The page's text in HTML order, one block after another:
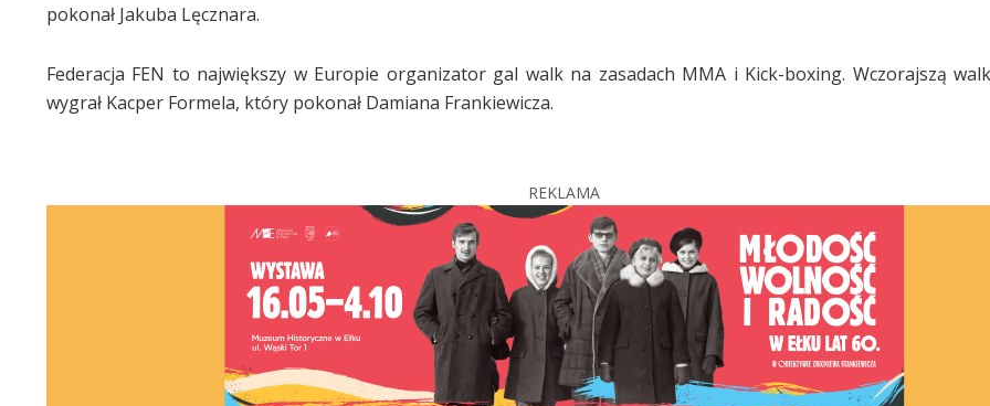
pokonał Jakuba Lęcznara.
Federacja FEN to największy w Europie organizator gal walk na zasadach MMA i Kick-boxing. Wczorajszą
wygrał Kacper Formela, który pokonał Damiana Frankiewicza.
REKLAMA